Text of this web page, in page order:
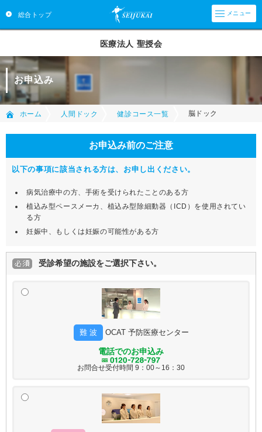
総合トップ メニュー
医療法人 聖授会
お申込み
ホーム 人間ドック 健診コース一覧 脳ドック
お申込み前のご注意
以下の事項に該当される方は、お申し出ください。
病気治療中の方、手術を受けられたことのある方
植込み型ペースメーカ、植込み型除細動器（ICD）を使用されてい
る方
妊娠中、もしくは妊娠の可能性がある方
受診希望の施設をご選択下さい。
難 波 OCAT予防医療センター
電話でのお申込み
お問合せ受付時間 9：00～16：30